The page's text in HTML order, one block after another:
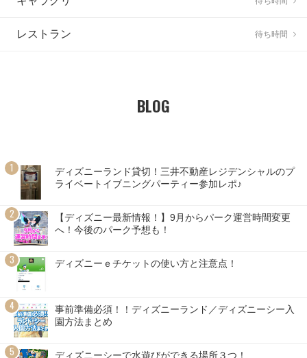
レストラン 待ち時間
BLOG
ディズニーランド貸切！三井不動産レジデンシャルのプ
ライベートイブニングパーティー参加レポ♪
【ディズニー最新情報！】9月からパーク運営時間変更
へ！今後のパーク予想も！
ディズニーｅチケットの使い方と注意点！
事前準備必須！！ディズニーランド／ディズニーシー入
園方法まとめ
ディズニーシーで水遊びができる場所３つ！